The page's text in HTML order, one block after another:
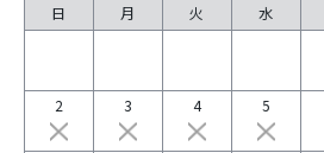
日 月 火 水
2 3 4 5